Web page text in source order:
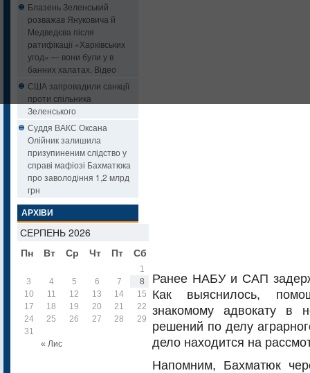
Блазень Зеленський
розважав Януковича й
Медведєва після
ратифікації «Харківських
угод» — вони були у в
банних халатах. Відео
США запровадили санкції
проти спільника
Зеленського
Суддя ВАКС Оксана
Олійник залишила
призупиненим слідство у
справі мафіозі Бахматюка
про заволодіння 1,2 млрд
грн
АРХІВИ
СЕРПЕНЬ 2026
Пн
Вт Ср Чт Пт Сб
« Лис
1
3
4 5 6 7 8
9
10
11 12 13 14 15
16
17
18 19 20 21 22
23
24
25 26 27 28 29
31
Ранее НАБУ и САП
Как выяснилось,
знакомому адвокату в
решений по делу
дело находится на
Напомним, Бахматюк